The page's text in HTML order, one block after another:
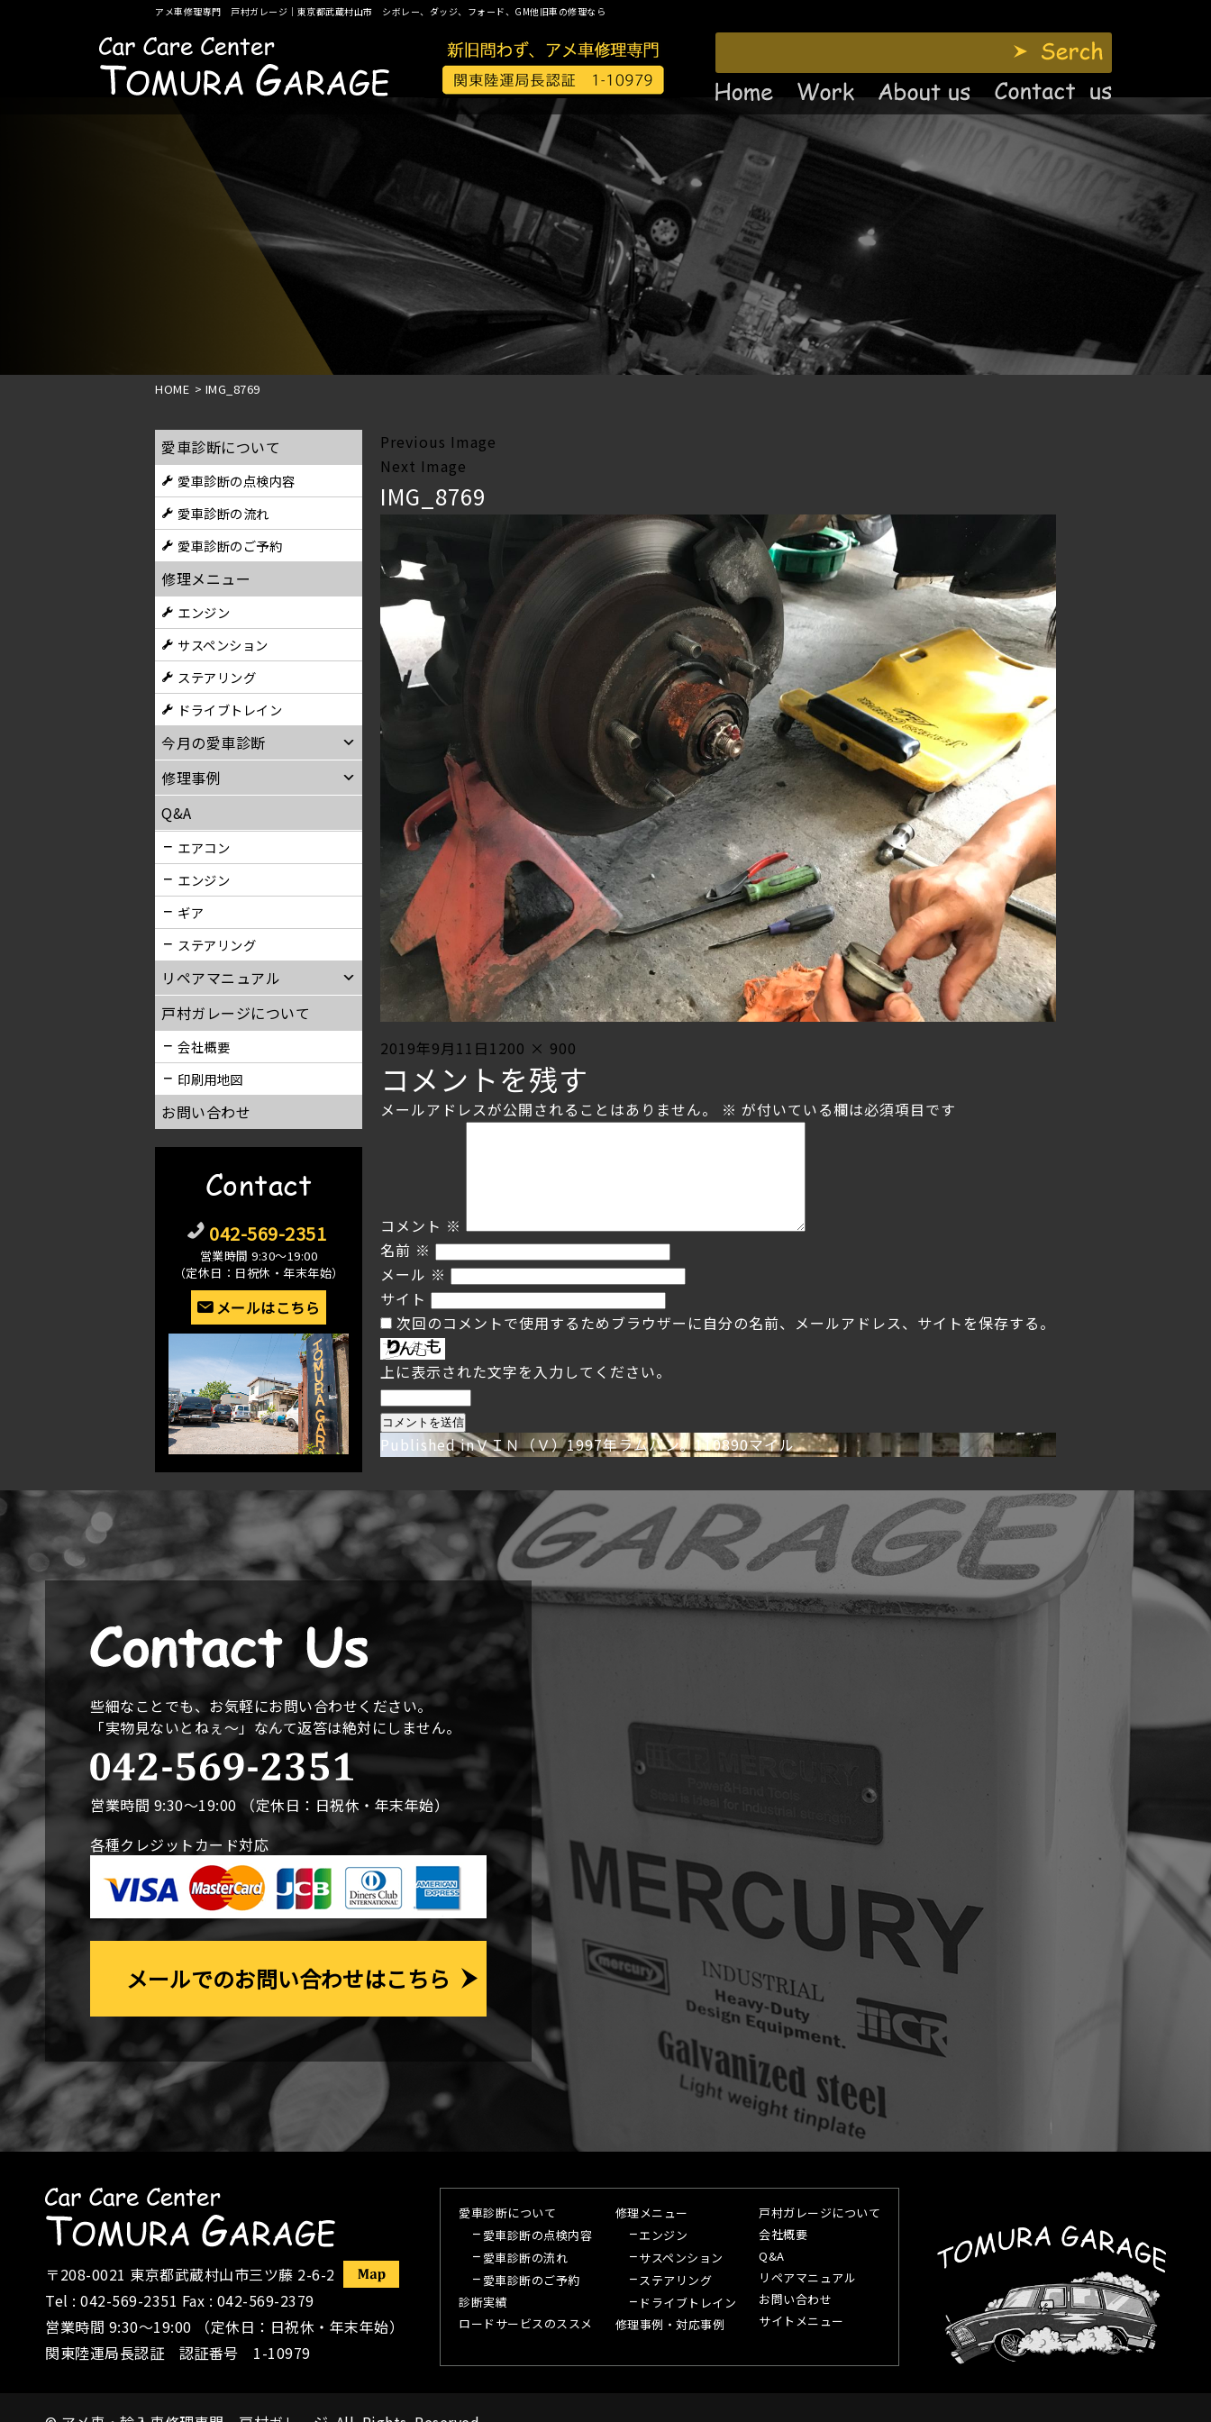
アメ車修理専門 戸村ガレージ｜東京都武蔵村山市 シボレー、ダッジ、フォード、GM他旧車の修理なら
HOME > IMG_8769
Previous Image
Next Image
IMG_8769
Posted
on
2019年9月11日 Full
size
1200 × 900
コメントを残す
メールアドレスが公開されることはありません。 ※ が付いている欄は必須項目です
コメント ※
名前 ※
メール ※
サイト
次回のコメントで使用するためブラウザーに自分の名前、メールアドレス、サイトを保存する。
上に表示された文字を入力してください。
投
稿
ナ
ビ
シ
ョ
ン
Published inＶＩＮ（Ｖ）1997年ラムバン。110890マイル
愛車診断について
愛車診断の点検内容
愛車診断の流れ
愛車診断のご予約
修理メニュー
エンジン
サスペンション
ステアリング
ドライブトレイン
今月の愛車診断
修理事例
Q&A
エアコン
エンジン
ギア
ステアリング
リペアマニュアル
戸村ガレージについて
会社概要
印刷用地図
お問い合わせ
Contact
042-569-2351
営業時間 9:30〜19:00
（定休日：日祝休・年末年始）
メールはこちら
些細なことでも、お気軽にお問い合わせください。
「実物見ないとねぇ〜」なんて返答は絶対にしません。
営業時間 9:30〜19:00 （定休日：日祝休・年末年始）
各種クレジットカード対応
メールでのお問い合わせはこちら
〒208-0021 東京都武蔵村山市三ツ藤 2-6-2
Tel : 042-569-2351 Fax : 042-569-2379
営業時間 9:30〜19:00 （定休日：日祝休・年末年始）
関東陸運局長認証 認証番号 1-10979
愛車診断について
愛車診断の点検内容
愛車診断の流れ
愛車診断のご予約
診断実績
ロードサービスのススメ
修理メニュー
エンジン
サスペンション
ステアリング
ドライブトレイン
修理事例・対応事例
戸村ガレージについて
会社概要
Q&A
リペアマニュアル
お問い合わせ
サイトメニュー